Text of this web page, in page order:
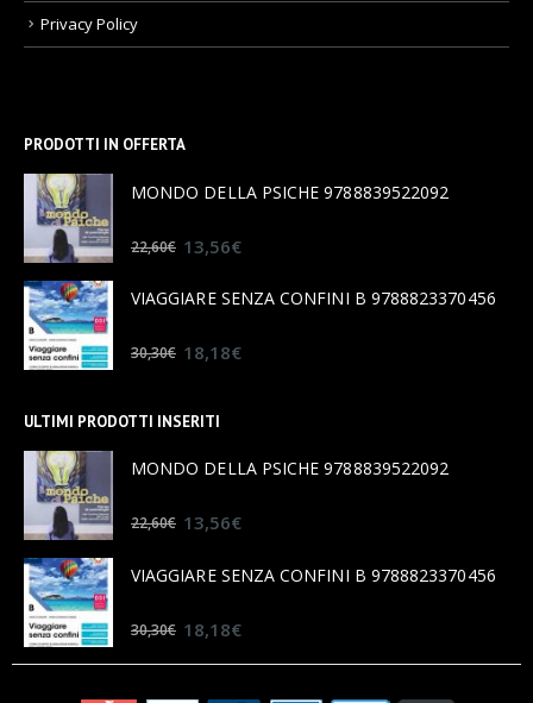
Privacy Policy
PRODOTTI IN OFFERTA
MONDO DELLA PSICHE 9788839522092
22,60€ 13,56€
VIAGGIARE SENZA CONFINI B 9788823370456
30,30€ 18,18€
ULTIMI PRODOTTI INSERITI
MONDO DELLA PSICHE 9788839522092
22,60€ 13,56€
VIAGGIARE SENZA CONFINI B 9788823370456
30,30€ 18,18€